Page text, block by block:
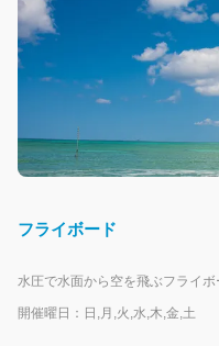
フライボード
開催曜日：日,月,火,水,木,金,土